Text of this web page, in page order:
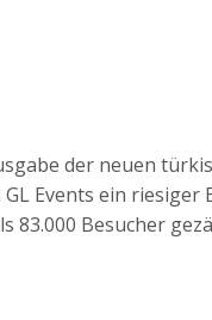
der neuen
Events ein riesiger
83.000 Besucher